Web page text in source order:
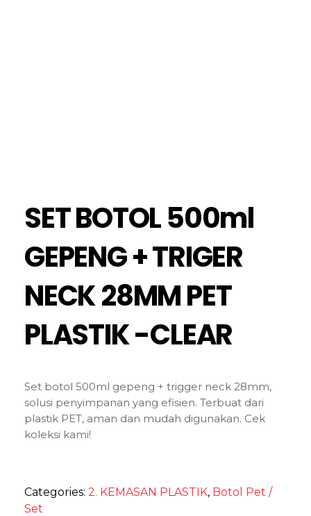
SET BOTOL 500ml
GEPENG + TRIGER
NECK 28MM PET
PLASTIK -CLEAR
Set botol 500ml gepeng + trigger neck 28mm,
solusi penyimpanan yang efisien. Terbuat dari
plastik PET, aman dan mudah digunakan. Cek
koleksi kami!
Categories: 2. KEMASAN PLASTIK, Botol Pet /
Set